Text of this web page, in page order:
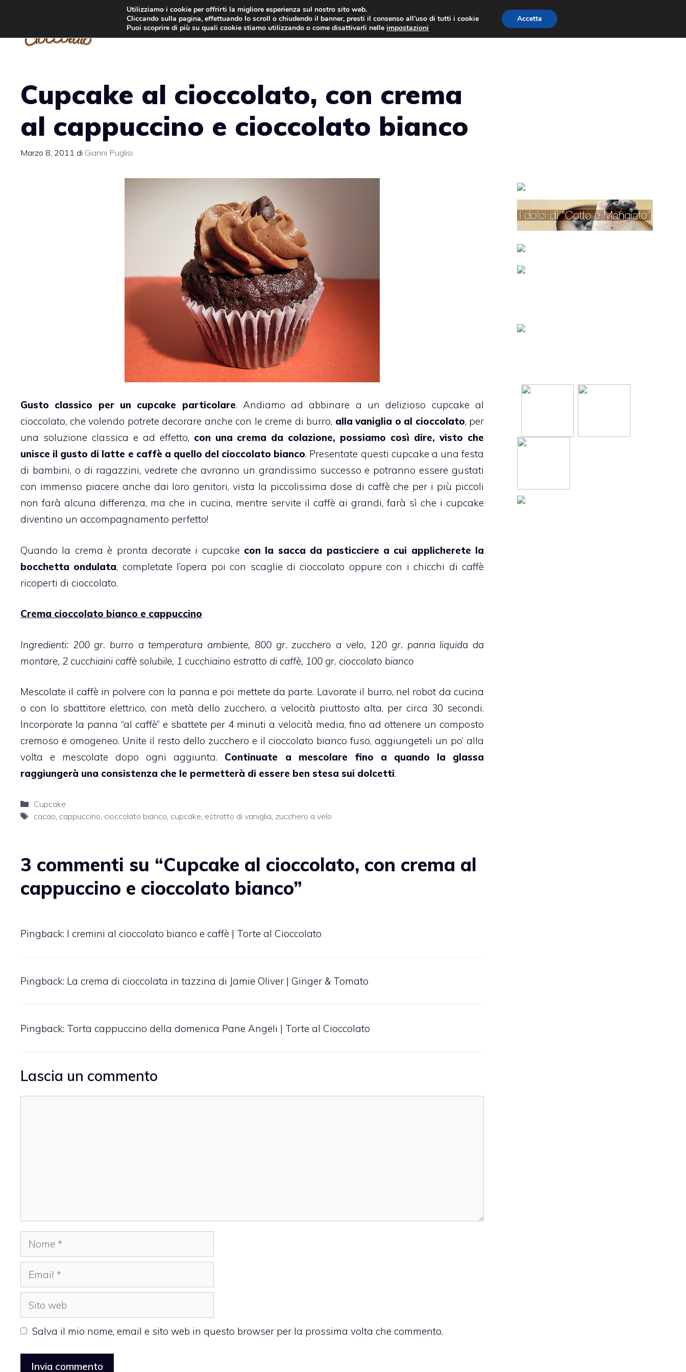
contenuto
TORTE AL CIOCCOLATO TORTE CLASSICHE TORTE PER BAMBINI
Cupcake al cioccolato, con crema
al cappuccino e cioccolato bianco
Marzo 8, 2011 di Gianni Puglisi
Gusto classico per un cupcake particolare. Andiamo ad abbinare a un delizioso cupcake al
cioccolato, che volendo potrete decorare anche con le creme di burro, alla vaniglia o al cioccolato, per
una soluzione classica e ad effetto, con una crema da colazione, possiamo così dire, visto che
unisce il gusto di latte e caffè a quello del cioccolato bianco. Presentate questi cupcake a una festa
di bambini, o di ragazzini, vedrete che avranno un grandissimo successo e potranno essere gustati
con immenso piacere anche dai loro genitori, vista la piccolissima dose di caffè che per i più piccoli
non farà alcuna differenza, ma che in cucina, mentre servite il caffè ai grandi, farà sì che i cupcake
diventino un accompagnamento perfetto!
Quando la crema è pronta decorate i cupcake con la sacca da pasticciere a cui applicherete la
bocchetta ondulata, completate l’opera poi con scaglie di cioccolato oppure con i chicchi di caffè
ricoperti di cioccolato.
Crema cioccolato bianco e cappuccino
Ingredienti: 200 gr. burro a temperatura ambiente, 800 gr. zucchero a velo, 120 gr. panna liquida da
montare, 2 cucchiaini caffè solubile, 1 cucchiaino estratto di caffè, 100 gr. cioccolato bianco
Mescolate il caffè in polvere con la panna e poi mettete da parte. Lavorate il burro, nel robot da cucina
o con lo sbattitore elettrico, con metà dello zucchero, a velocità piuttosto alta, per circa 30 secondi.
Incorporate la panna “al caffè” e sbattete per 4 minuti a velocità media, fino ad ottenere un composto
cremoso e omogeneo. Unite il resto dello zucchero e il cioccolato bianco fuso, aggiungeteli un po’ alla
volta e mescolate dopo ogni aggiunta. Continuate a mescolare fino a quando la glassa
raggiungerà una consistenza che le permetterà di essere ben stesa sui dolcetti.
Categorie
Cupcake
Tag
cacao, cappuccino, cioccolato bianco, cupcake, estratto di vaniglia, zucchero a velo
3 commenti su “Cupcake al cioccolato, con crema al
cappuccino e cioccolato bianco”
Pingback: I cremini al cioccolato bianco e caffè | Torte al Cioccolato
Pingback: La crema di cioccolata in tazzina di Jamie Oliver | Ginger & Tomato
Pingback: Torta cappuccino della domenica Pane Angeli | Torte al Cioccolato
Lascia un commento
Nome
Email
Sito
web
Salva il mio nome, email e sito web in questo browser per la prossima volta che commento.
Utilizziamo i cookie per offrirti la migliore esperienza sul nostro sito web.
Cliccando sulla pagina, effettuando lo scroll o chiudendo il banner, presti il consenso all’uso di tutti i cookie
Puoi scoprire di più su quali cookie stiamo utilizzando o come disattivarli nelleimpostazioni
Accetta